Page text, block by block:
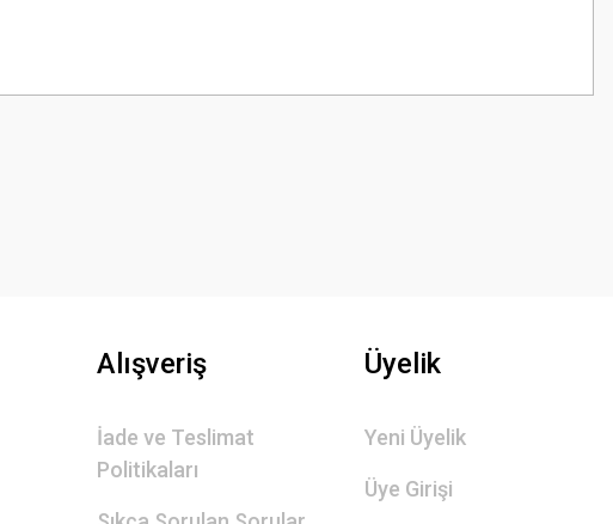
Alışveriş
İade ve Teslimat
Politikaları
Üyelik
Yeni Üyelik
Üye Girişi